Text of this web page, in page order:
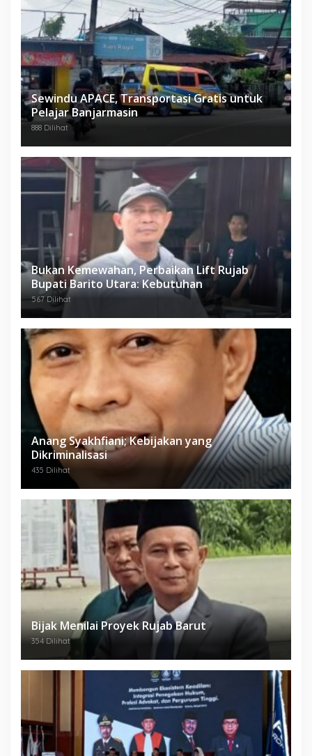
Sewindu APACE, Transportasi Gratis untuk
Pelajar Banjarmasin
888 Dilihat
Bukan Kemewahan, Perbaikan Lift Rujab
Bupati Barito Utara: Kebutuhan
567 Dilihat
Anang Syakhfiani; Kebijakan yang
Dikriminalisasi
435 Dilihat
Bijak Menilai Proyek Rujab Barut
354 Dilihat